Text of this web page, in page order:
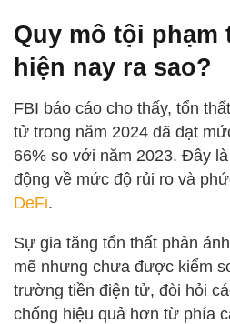
Quy mô tội
hiện nay ra sao?
FBI báo cáo cho thấy, tổn
tử trong năm 2024 đã đạt
66% so với năm 2023. Đây
động về mức độ rủi ro và
DeFi.
Sự gia tăng tổn thất phản
mẽ nhưng chưa được kiểm
trường tiền điện tử, đòi hỏi
chống hiệu quả hơn từ phía